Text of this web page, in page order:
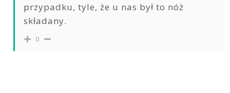
przypadku, tyle, że u nas był to nóż
składany.
0